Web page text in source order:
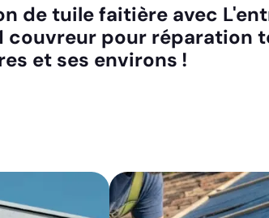
de tuile faitière avec
couvreur pour réparation
et ses environs !